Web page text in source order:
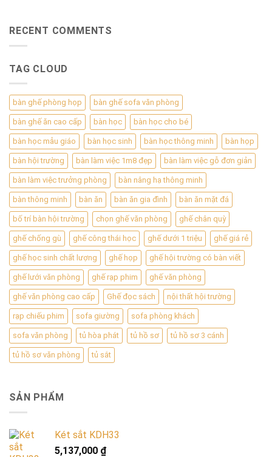
RECENT COMMENTS
TAG CLOUD
bàn ghế phòng họp bàn ghế sofa văn phòng
bàn ghế ăn cao cấp bàn học bàn học cho bé
bàn học mẫu giáo bàn học sinh bàn học thông minh bàn họp
bàn hội trường bàn làm việc 1m8 đẹp bàn làm việc gỗ đơn giản
bàn làm việc trưởng phòng bàn nâng hạ thông minh
bàn thông minh bàn ăn bàn ăn gia đình bàn ăn mặt đá
bố trí bàn hội trường chọn ghế văn phòng ghế chân quỳ
ghế chống gù ghế công thái học ghế dưới 1 triệu ghế giá rẻ
ghế học sinh chất lượng ghế họp ghế hội trường có bàn viết
ghế lưới văn phòng ghế rạp phim ghế văn phòng
ghế văn phòng cao cấp Ghế đọc sách nội thất hội trường
rạp chiếu phim sofa giường sofa phòng khách
sofa văn phòng tủ hòa phát tủ hồ sơ tủ hồ sơ 3 cánh
tủ hồ sơ văn phòng tủ sắt
SẢN PHẨM
Két sắt KDH33
5,137,000 ₫